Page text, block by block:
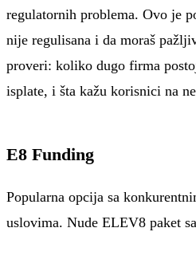
regulatornih problema. Ovo je
nije regulisana i da moraš
proveri: koliko dugo firma
isplate, i šta kažu korisnici na
E8 Funding
Popularna opcija sa
uslovima. Nude ELEV8 paket